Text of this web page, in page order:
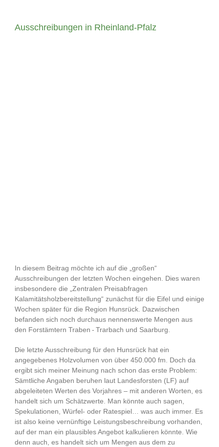
Ausschreibungen in Rheinland-Pfalz
In diesem Beitrag möchte ich auf die „großen“
Ausschreibungen der letzten Wochen eingehen. Dies waren
insbesondere die „Zentralen Preisabfragen
Kalamitätsholzbereitstellung“ zunächst für die Eifel und einige
Wochen später für die Region Hunsrück. Dazwischen
befanden sich noch durchaus nennenswerte Mengen aus
den Forstämtern Traben - Trarbach und Saarburg.
Die letzte Ausschreibung für den Hunsrück hat ein
angegebenes Holzvolumen von über 450.000 fm. Doch da
ergibt sich meiner Meinung nach schon das erste Problem:
Sämtliche Angaben beruhen laut Landesforsten (LF) auf
abgeleiteten Werten des Vorjahres – mit anderen Worten, es
handelt sich um Schätzwerte. Man könnte auch sagen,
Spekulationen, Würfel- oder Ratespiel… was auch immer. Es
ist also keine vernünftige Leistungsbeschreibung vorhanden,
auf der man ein plausibles Angebot kalkulieren könnte. Wie
denn auch, es handelt sich um Mengen aus dem zu